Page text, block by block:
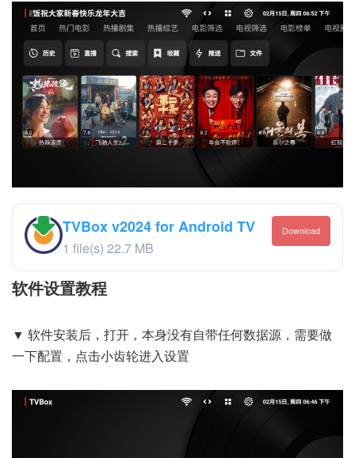
TVBox v2024 for Android TV
1 file(s) 22.7 MB
Download
软件设置教程
▼ 软件安装后，打开，本身没有自带任何数据源，需要做
一下配置，点击小齿轮进入设置